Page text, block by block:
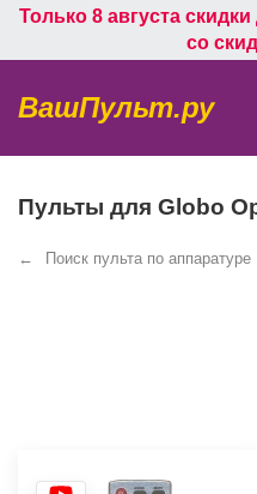
Только 8 августа
со
ВашПульт.ру
Пульты для Globo
Поиск пульта по аппаратуре